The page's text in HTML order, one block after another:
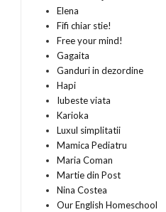
Elena
Fifi chiar stie!
Free your mind!
Gagaita
Ganduri in dezordine
Hapi
Iubeste viata
Karioka
Luxul simplitatii
Mamica Pediatru
Maria Coman
Martie din Post
Nina Costea
Our English Homeschool